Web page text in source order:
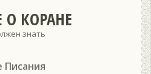
О КОРАНЕ
знать